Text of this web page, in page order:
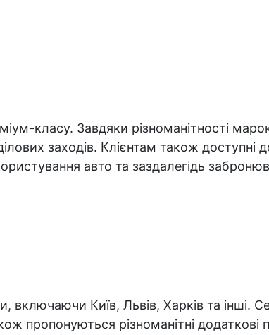
класу. Завдяки різноманітності
заходів. Клієнтам також доступні
авто та заздалегідь
Київ, Львів, Харків та інші.
пропонуються різноманітні додаткові